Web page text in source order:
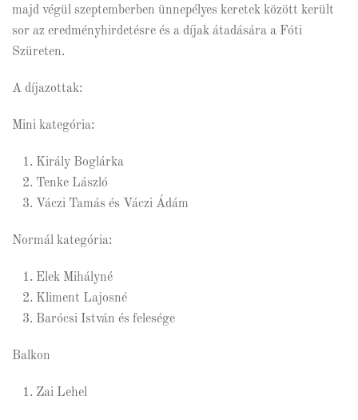
majd végül szeptemberben ünnepélyes keretek között került
sor az eredményhirdetésre és a díjak átadására a Fóti
Szüreten.
A díjazottak:
Mini kategória:
Király Boglárka
Tenke László
Váczi Tamás és Váczi Ádám
Normál kategória:
Elek Mihályné
Kliment Lajosné
Barócsi István és felesége
Balkon
Zai Lehel